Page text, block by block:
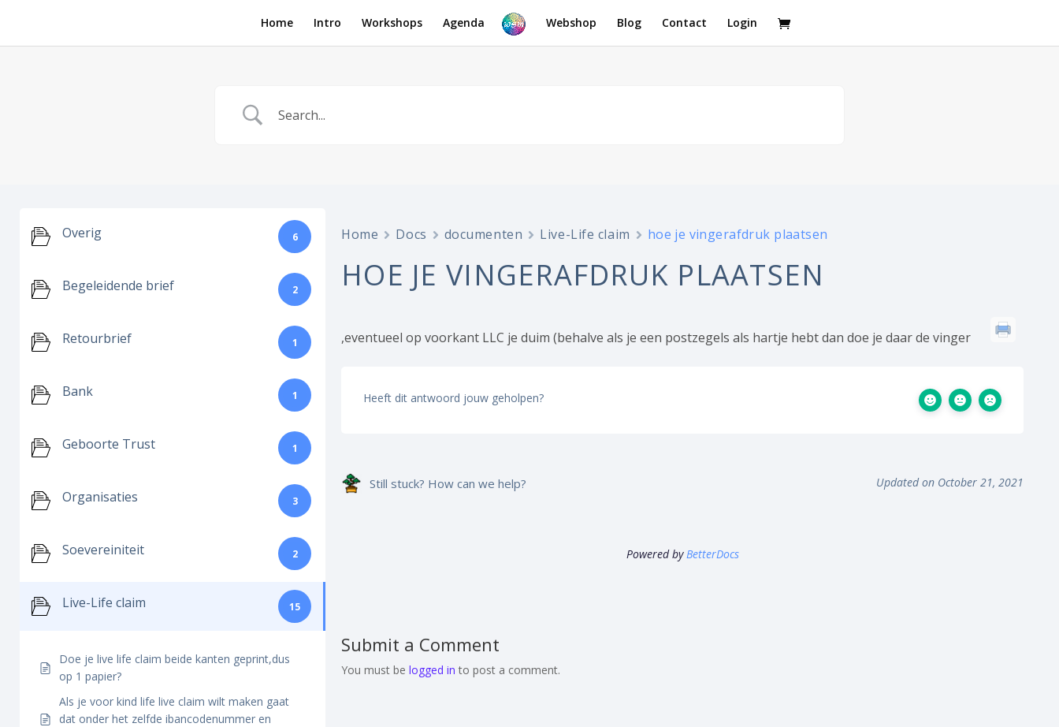
Home Intro Workshops Agenda Webshop Blog Contact Login
Overig 6
Begeleidende brief 2
Retourbrief 1
Bank 1
Geboorte Trust 1
Organisaties 3
Soevereiniteit 2
Live-Life claim 15
Doe je live life claim beide kanten geprint,dus
op 1 papier?
Als je voor kind life live claim wilt maken gaat
dat onder het zelfde ibancodenummer en
Home Docs documenten Live-Life claim hoe je vingerafdruk plaatsen
HOE JE VINGERAFDRUK PLAATSEN
,eventueel op voorkant LLC je duim (behalve als je een postzegels als hartje hebt dan doe je daar de vinger
Heeft dit antwoord jouw geholpen?
Still stuck? How can we help? Updated on October 21, 2021
Powered byBetterDocs
Submit a Comment
You must belogged in to post a comment.